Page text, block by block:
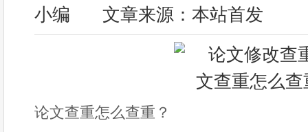
小编
文章来源：本站首发
论文查重怎么查重？